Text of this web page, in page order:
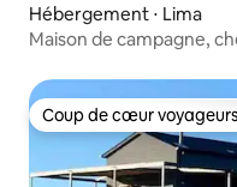
Hébergement ⋅ Lima
Maison de campagne,
Coup de cœur voyageurs
Coup de cœur voyageurs